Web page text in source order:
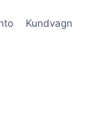
Kundvagn